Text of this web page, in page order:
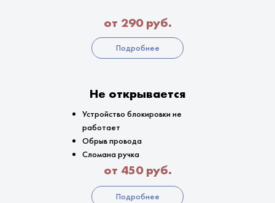
от 290 руб.
Подробнее
Не открывается
Устройство блокировки не
работает
Обрыв провода
Сломана ручка
от 450 руб.
Подробнее